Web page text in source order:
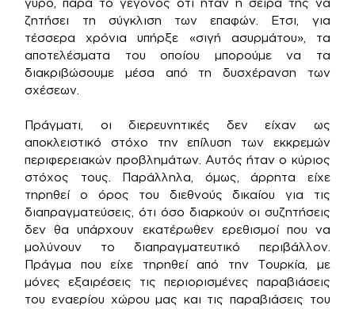
ζητήσει τη σύγκλιση των επαφών. Ετσι, για
τέσσερα χρόνια υπήρξε «σιγή ασυρμάτου», τα
αποτελέσματα του οποίου μπορούμε να τα
διακριβώσουμε μέσα από τη δυσχέρανση των
σχέσεων.
Πράγματι, οι διερευνητικές δεν είχαν ως
αποκλειστικό στόχο την επίλυση των εκκρεμών
περιφερειακών προβλημάτων. Αυτός ήταν ο κύριος
στόχος τους. Παράλληλα, όμως, άρρητα είχε
τηρηθεί ο όρος του διεθνούς δικαίου για τις
διαπραγματεύσεις, ότι όσο διαρκούν οι συζητήσεις
δεν θα υπάρχουν εκατέρωθεν ερεθισμοί που να
μολύνουν το διαπραγματευτικό περιβάλλον.
Πράγμα που είχε τηρηθεί από την Τουρκία, με
μόνες εξαιρέσεις τις περιορισμένες παραβιάσεις
του εναερίου χώρου μας και τις παραβιάσεις του